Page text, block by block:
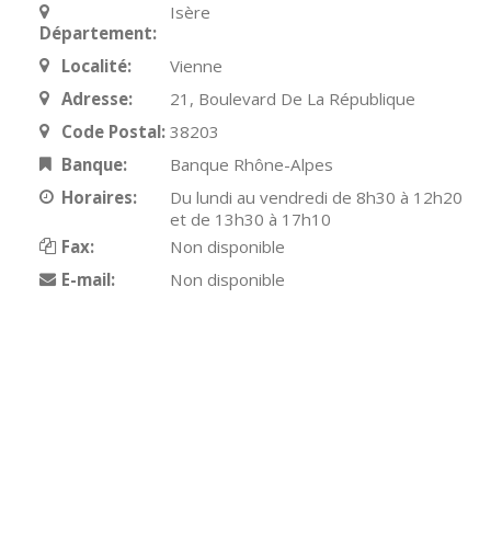
Département:
Isère
Localité:
Vienne
Adresse:
21, Boulevard De La République
Code Postal: 38203
Banque:
Banque Rhône-Alpes
Horaires:
Du lundi au vendredi de 8h30 à 12h20
et de 13h30 à 17h10
Fax:
Non disponible
E-mail:
Non disponible